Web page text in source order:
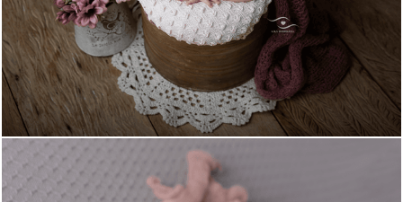
778 0